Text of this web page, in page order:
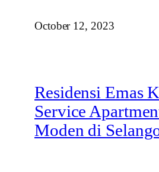
October 12, 2023
Residensi Emas
Service
Moden di